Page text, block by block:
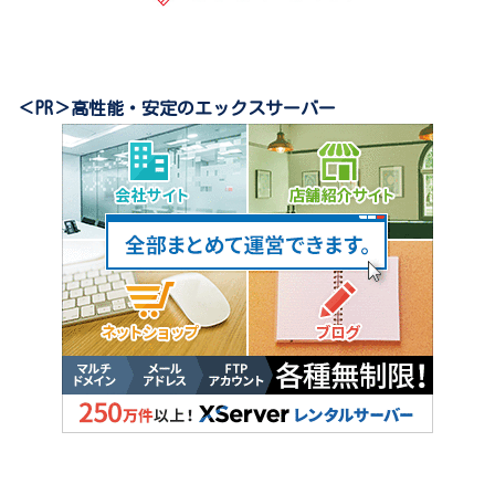
＜PR＞高性能・安定のエックスサーバー